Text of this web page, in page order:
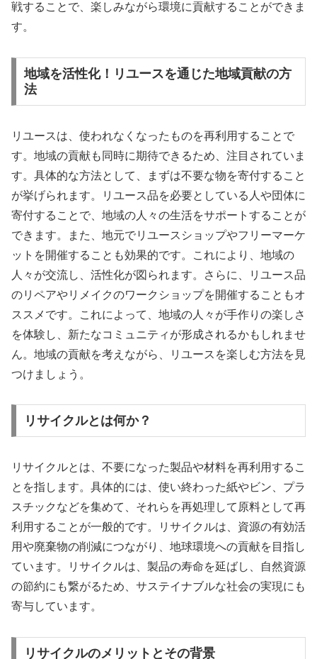
戦することで、楽しみながら環境に貢献することができま
す。
地域を活性化！リユースを通じた地域貢献の方
法
リユースは、使われなくなったものを再利用することで
す。地域の貢献も同時に期待できるため、注目されていま
す。具体的な方法として、まずは不要な物を寄付すること
が挙げられます。リユース品を必要としている人や団体に
寄付することで、地域の人々の生活をサポートすることが
できます。また、地元でリユースショップやフリーマーケ
ットを開催することも効果的です。これにより、地域の
人々が交流し、活性化が図られます。さらに、リユース品
のリペアやリメイクのワークショップを開催することもオ
ススメです。これによって、地域の人々が手作りの楽しさ
を体験し、新たなコミュニティが形成されるかもしれませ
ん。地域の貢献を考えながら、リユースを楽しむ方法を見
つけましょう。
リサイクルとは何か？
リサイクルとは、不要になった製品や材料を再利用するこ
とを指します。具体的には、使い終わった紙やビン、プラ
スチックなどを集めて、それらを再処理して原料として再
利用することが一般的です。リサイクルは、資源の有効活
用や廃棄物の削減につながり、地球環境への貢献を目指し
ています。リサイクルは、製品の寿命を延ばし、自然資源
の節約にも繋がるため、サステイナブルな社会の実現にも
寄与しています。
リサイクルのメリットとその背景